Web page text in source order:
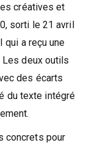
créatives et
sorti le 21 avril
qui a reçu une
deux outils
des écarts
du texte intégré
concrets pour